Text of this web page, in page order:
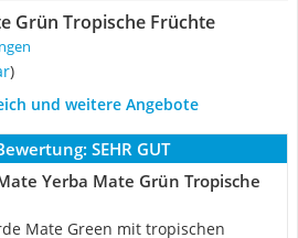
Grün Tropische Früchte
)
und weitere Angebote
SEHR GUT
Yerba Mate Grün Tropische
Mate Green mit tropischen